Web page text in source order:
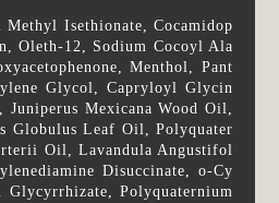
Isethionate, Cocamidop
Oleth-12, Sodium Cocoyl Ala
Menthol, Pant
Glycol, Capryloyl Glycin
Mexicana Wood Oil,
Globulus Leaf Oil, Polyquater
Oil, Lavandula Angustifol
Disuccinate, o-Cy
Glycyrrhizate, Polyquaternium